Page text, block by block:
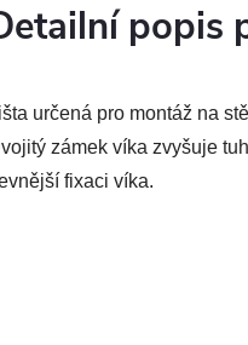
popis
určená pro montáž na
zámek víka zvyšuje
fixaci víka.